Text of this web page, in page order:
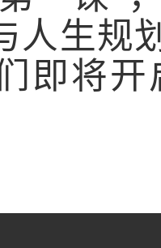
人生规
即将